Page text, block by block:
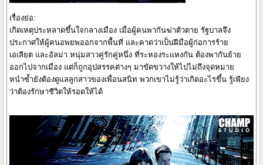
เรื่องย่อ:
เกิดเหตุประหลาดขึ้นใจกลางเมือง เมื่อผู้คนพากันฆ่าตัวตาย รัฐบาลจึง
ประกาศให้ผู้คนอพยพออกจากพื้นที่ และคาดว่าเป็นฝีมือผู้ก่อการร้าย
เอเลียต และอัลม่า หนุ่มสาวคู่รักคู่หนึ่ง ที่ระหองระแหงกัน ต้องพากันย้าย
ออกไปจากเมือง แต่ก็ถูกอุปสรรคต่างๆ มาขัดขวางให้ไปไม่ถึงจุดหมาย
หนำซ้ำยังต้องดูแลลูกสาวของเพื่อนสนิท พวกเขาไม่รู้ว่าเกิดอะไรขึ้น รู้เพียง
ว่าต้องรักษาชีวิตให้รอดให้ได้